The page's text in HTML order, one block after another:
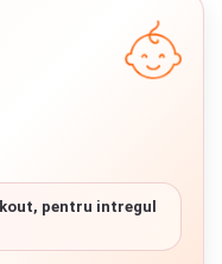
pentru intregul
5646 lei